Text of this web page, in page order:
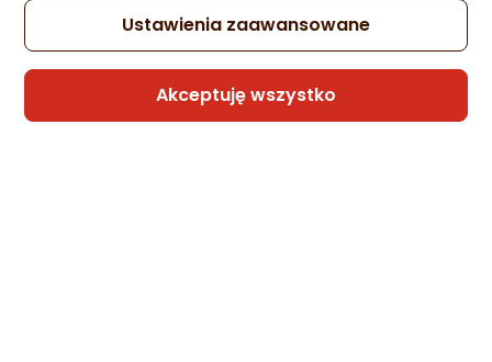
Ustawienia zaawansowane
Akceptuję wszystko